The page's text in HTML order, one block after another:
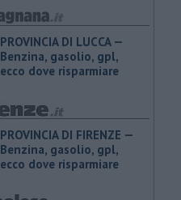
PROVINCIA DI LUCCA — ​
Benzina, gasolio, gpl,
ecco dove risparmiare
PROVINCIA DI FIRENZE — ​
Benzina, gasolio, gpl,
ecco dove risparmiare